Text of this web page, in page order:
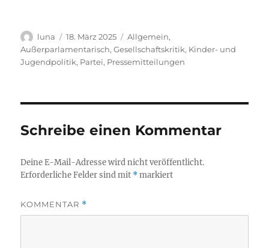
Autor
luna
Veröffentlicht
am
18. März 2025 Kategorien
Allgemein,
Außerparlamentarisch,Gesellschaftskritik, Kinder- und
Jugendpolitik, Partei, Pressemitteilungen
Schreibe einen Kommentar
Deine E-Mail-Adresse wird nicht veröffentlicht.
Erforderliche Felder sind mit *markiert
KOMMENTAR *